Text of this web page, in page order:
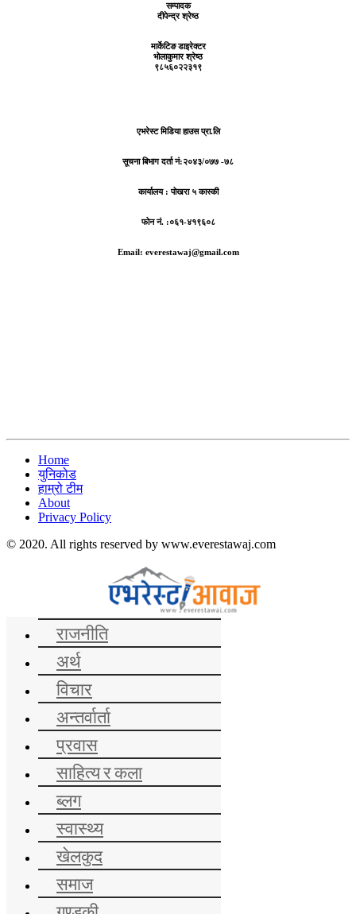
सम्पादक
दीपेन्द्र श्रेष्ठ
मार्केटिङ डाइरेक्टर
भोलाकुमार श्रेष्ठ
९८५६०२२३१९
एभरेस्ट मिडिया हाउस प्रा.लि
सूचना बिभाग दर्ता नं:२०४३/०७७ -७८
कार्यालय :पोखरा ५ कास्की
फोन नं. :०६१-४१९६०८
Email: everestawaj@gmail.com
Home
युनिकोड
हाम्रो टीम
About
Privacy Policy
© 2020. All rights reserved by www.everestawaj.com
राजनीति
अर्थ
विचार
अन्तर्वार्ता
प्रवास
साहित्य र कला
ब्लग
स्वास्थ्य
खेलकुद
समाज